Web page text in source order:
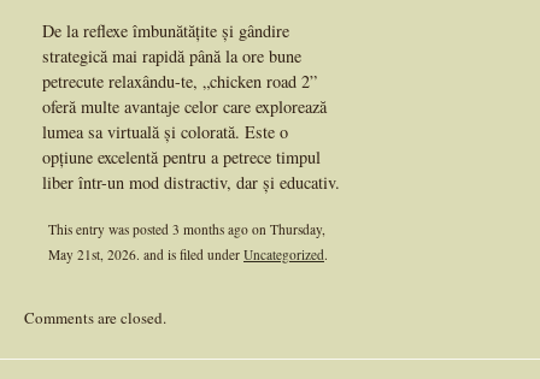
De la reflexe îmbunătățite și gândire
strategică mai rapidă până la ore bune
petrecute relaxându-te, „chicken road 2”
oferă multe avantaje celor care explorează
lumea sa virtuală și colorată. Este o
opțiune excelentă pentru a petrece timpul
liber într-un mod distractiv, dar și educativ.
This entry was posted 3 months ago on Thursday,
May 21st, 2026. and is filed under Uncategorized.
Comments are closed.